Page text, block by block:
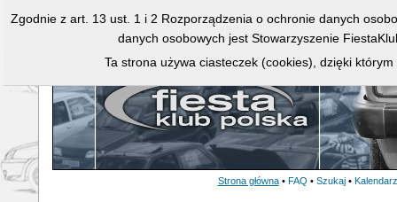
Strona główna • FAQ • Szukaj • Kalendarz
Zgodnie z art. 13 ust. 1 i 2 Rozporządzenia o ochronie danych
danych osobowych jest Stowarzyszenie
Ta strona używa ciasteczek (cookies), dzięki